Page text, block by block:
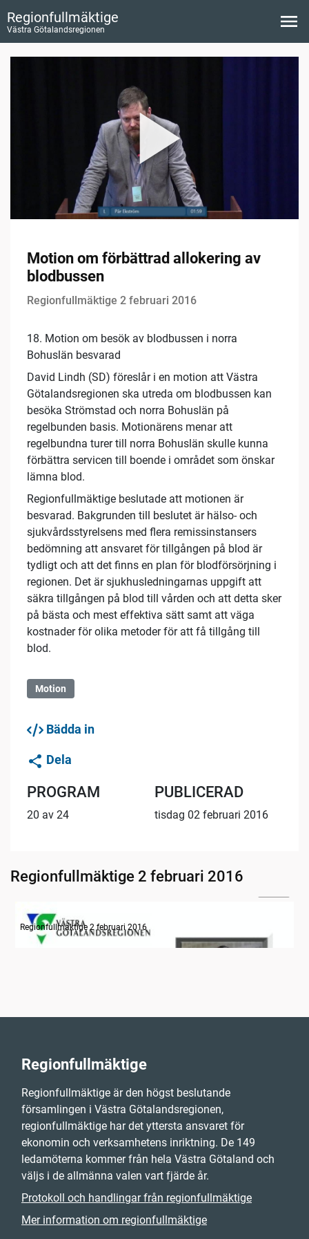
Regionfullmäktige
Västra Götalandsregionen
Motion om förbättrad allokering av
blodbussen
Regionfullmäktige 2 februari 2016
18. Motion om besök av blodbussen i norra
Bohuslän besvarad
David Lindh (SD) föreslår i en motion att Västra
Götalandsregionen ska utreda om blodbussen kan
besöka Strömstad och norra Bohuslän på
regelbunden basis. Motionärens menar att
regelbundna turer till norra Bohuslän skulle kunna
förbättra servicen till boende i området som önskar
lämna blod.
Regionfullmäktige beslutade att motionen är
besvarad. Bakgrunden till beslutet är hälso- och
sjukvårdsstyrelsens med flera remissinstansers
bedömning att ansvaret för tillgången på blod är
tydligt och att det finns en plan för blodförsörjning i
regionen. Det är sjukhusledningarnas uppgift att
säkra tillgången på blod till vården och att detta sker
på bästa och mest effektiva sätt samt att väga
kostnader för olika metoder för att få tillgång till
blod.
Motion
Bädda in
Dela
PROGRAM
20 av 24
PUBLICERAD
tisdag 02 februari 2016
Regionfullmäktige 2 februari 2016
Information om dagens ärenden
Regionfullmäktige 2 februari 2016
Regionfullmäktige
Regionfullmäktige är den högst beslutande
församlingen i Västra Götalandsregionen,
regionfullmäktige har det yttersta ansvaret för
ekonomin och verksamhetens inriktning. De 149
ledamöterna kommer från hela Västra Götaland och
väljs i de allmänna valen vart fjärde år.
Protokoll och handlingar från regionfullmäktige
Mer information om regionfullmäktige